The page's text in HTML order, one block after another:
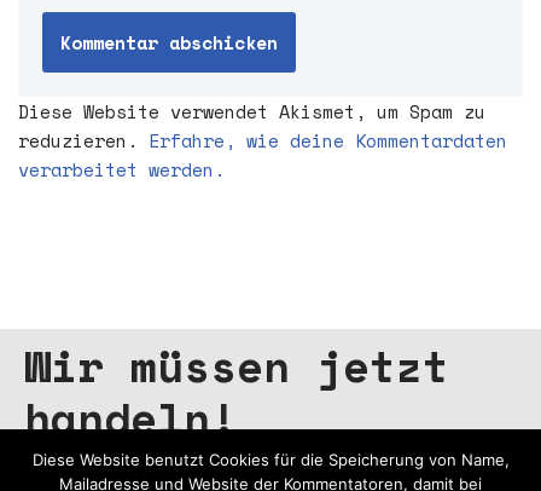
Diese Website verwendet Akismet, um Spam zu
reduzieren. Erfahre, wie deine Kommentardaten
verarbeitet werden.
Wir müssen jetzt
handeln!
Diese Website benutzt Cookies für die Speicherung von Name,
Mailadresse und Website der Kommentatoren, damit bei